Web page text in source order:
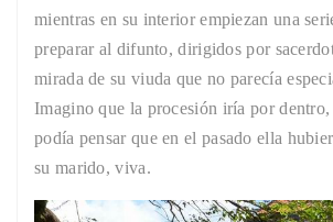
mientras en su interior empiezan una
preparar al difunto, dirigidos por
mirada de su viuda que no parecía
Imagino que la procesión iría por dentro,
podía pensar que en el pasado ella
su marido, viva.